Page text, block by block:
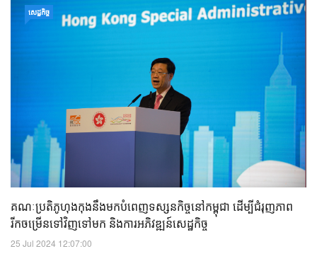
សេដ្ឋកិច្ច
គណៈប្រតិភូហុងកុងនឹងមកបំពេញទស្សនកិច្ចនៅកម្ពុជា ដើម្បីជំរុញភាព
រីកចម្រើនទៅវិញទៅមក និងការអភិវឌ្ឍន៍សេដ្ឋកិច្ច
25 Jul 2024 12:07:00